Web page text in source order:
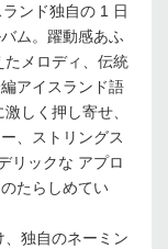
ンド独自の 1 日
ム。躍動感あふ
メロディ、伝統
アイスランド語
しく押し寄せ、
、ストリングス
リックな アプロ
たらしめてい
独自のネーミン